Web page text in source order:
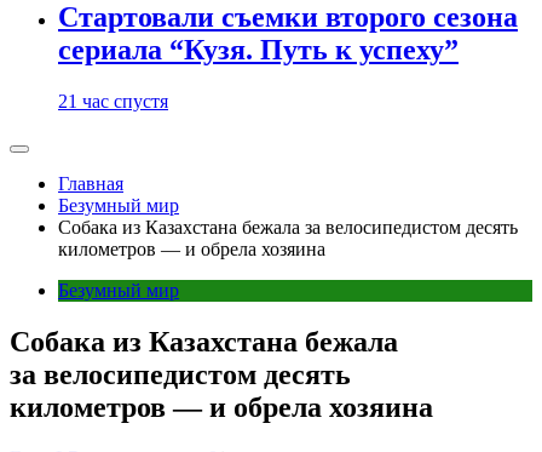
Стартовали съемки второго сезона
сериала “Кузя. Путь к успеху”
21 час спустя
Главная
Безумный мир
Собака из Казахстана бежала за велосипедистом десять
километров — и обрела хозяина
Безумный мир
Собака из Казахстана бежала
за велосипедистом десять
километров — и обрела хозяина